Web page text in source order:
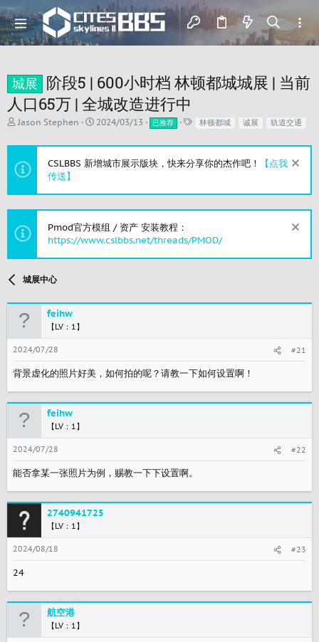
城展
阶段5 | 600小时档 林顿都城城展 | 当前
人口65万 | 全城改造进行中
主
发
人
Jason Stephen
开
时
2024/03/13 已推荐
标林顿都城 诚展 轨道交通
CSLBBS 新增城市展示版块，快来分享你的杰作吧！
【点我
传送】
Pmod官方模组 / 资产 安装教程：
https://www.cslbbs.net/threads/PMOD/
城展中心
feihw
【LV：1】
2024/07/28 #21
背景虚化的照片好美，如何拍的呢？请教一下如何设置啊！
feihw
【LV：1】
2024/07/28 #22
能否拿某一张照片为例，赐教一下下设置啊。
2740941725
【LV：1】
2024/08/18 #23
24
航空港
【LV：1】